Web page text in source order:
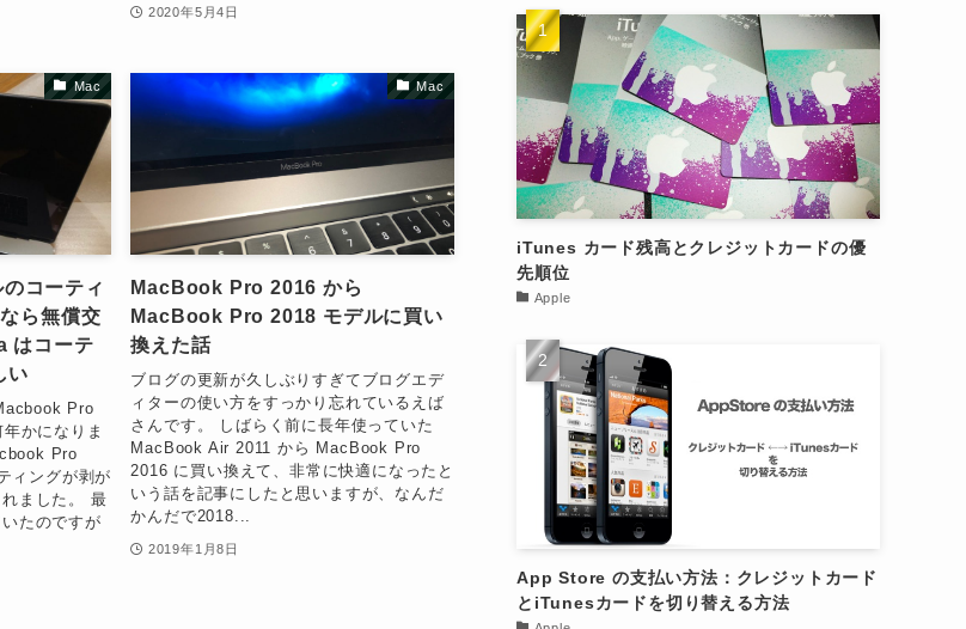
2020年5月4日
Mac
コーティ
ら無償交
はコーテ
い
Pro
かになりま
Pro
ィングが剥が
ました。 最
たのですが
Mac
MacBook Pro 2016 から
MacBook Pro 2018 モデルに買い
換えた話
ブログの更新が久しぶりすぎてブログエデ
ィターの使い方をすっかり忘れているえば
さんです。 しばらく前に長年使っていた
MacBook Air 2011 から MacBook Pro
2016 に買い換えて、非常に快適になったと
いう話を記事にしたと思いますが、なんだ
かんだで2018...
2019年1月8日
iTunes カード残高とクレジットカードの優
先順位
Apple
App Store の支払い方法：クレジットカード
とiTunesカードを切り替える方法